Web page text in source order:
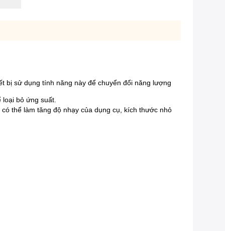
bị sử dụng tính năng này để chuyển đổi năng lượng
bỏ ứng suất.
thể làm tăng độ nhạy của dụng cụ, kích thước nhỏ